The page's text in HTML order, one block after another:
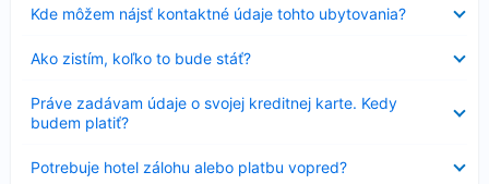
Kde môžem nájsť kontaktné údaje tohto ubytovania?
sa
Ako zistím, koľko to bude stáť?
sa
Práve zadávam údaje o svojej kreditnej karte. Kedy
budem platiť?
sa
Potrebuje hotel zálohu alebo platbu vopred?
sa